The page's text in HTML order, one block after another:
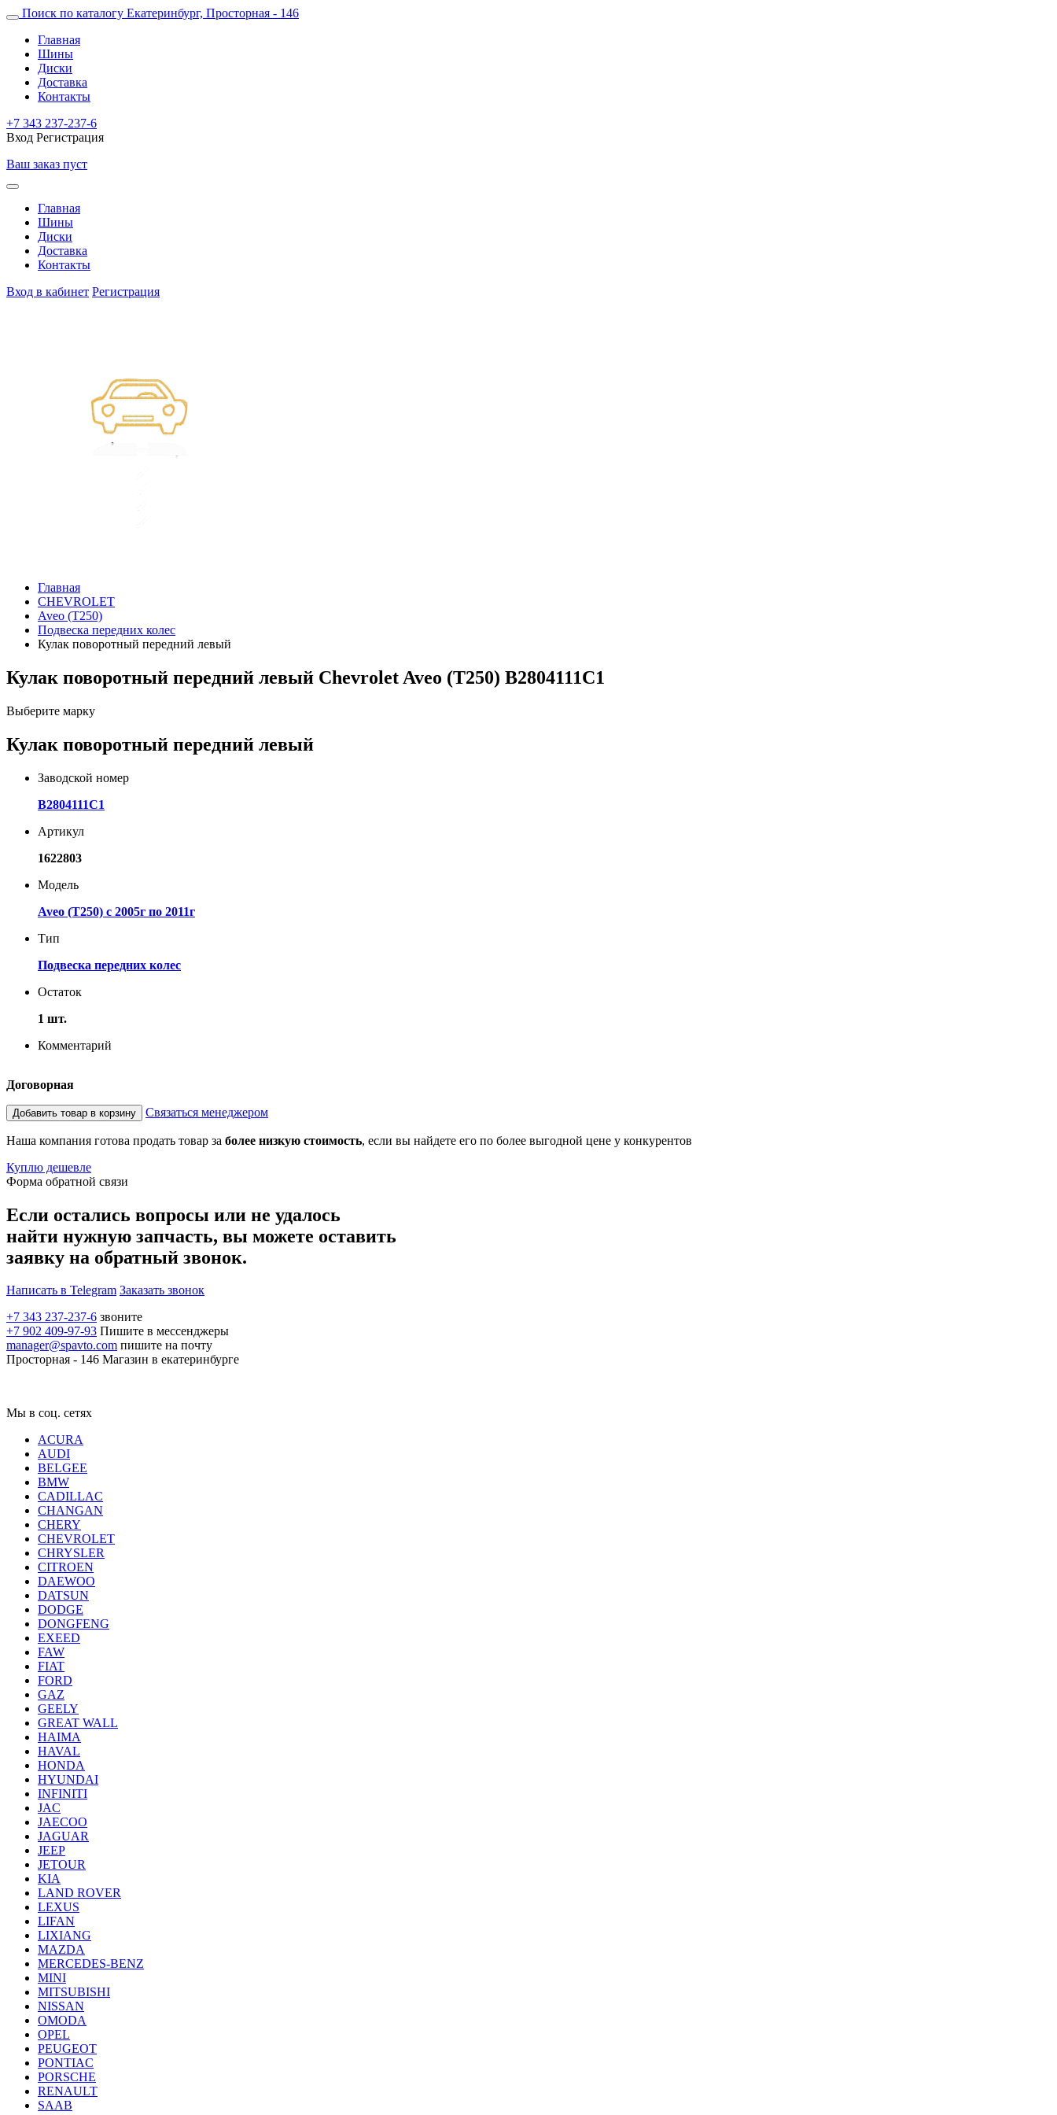
Поиск по каталогу Екатеринбург, Просторная - 146
Главная
Шины
Диски
Доставка
Контакты
+7 343 237-237-6
Вход Регистрация
Ваш заказ пуст
Главная
Шины
Диски
Доставка
Контакты
Вход в кабинет Регистрация
Главная
CHEVROLET
Aveo (T250)
Подвеска передних колес
Кулак поворотный передний левый
Кулак поворотный передний левый Chevrolet Aveo (T250) B2804111C1
Выберите марку
Кулак поворотный передний левый
Заводской номер
B2804111C1
Артикул
1622803
Модель
Aveo (T250) с 2005г по 2011г
Тип
Подвеска передних колес
Остаток
1 шт.
Комментарий
Договорная
Добавить товар в корзину Связаться менеджером
Наша компания готова продать товар за более низкую стоимость, если вы найдете его по более выгодной цене у конкурентов
Куплю дешевле
Форма обратной связи
Если остались вопросы или не удалось
найти нужную запчасть, вы можете оставить
заявку на обратный звонок.
Написать в Telegram Заказать звонок
+7 343 237-237-6 звоните
+7 902 409-97-93 Пишите в мессенджеры
manager@spavto.com пишите на почту
Просторная - 146 Магазин в екатеринбурге
Мы в соц. сетях
ACURA
AUDI
BELGEE
BMW
CADILLAC
CHANGAN
CHERY
CHEVROLET
CHRYSLER
CITROEN
DAEWOO
DATSUN
DODGE
DONGFENG
EXEED
FAW
FIAT
FORD
GAZ
GEELY
GREAT WALL
HAIMA
HAVAL
HONDA
HYUNDAI
INFINITI
JAC
JAECOO
JAGUAR
JEEP
JETOUR
KIA
LAND ROVER
LEXUS
LIFAN
LIXIANG
MAZDA
MERCEDES-BENZ
MINI
MITSUBISHI
NISSAN
OMODA
OPEL
PEUGEOT
PONTIAC
PORSCHE
RENAULT
SAAB